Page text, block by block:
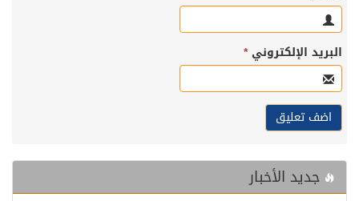
البريد الإلكتروني*
جديد الأخبار